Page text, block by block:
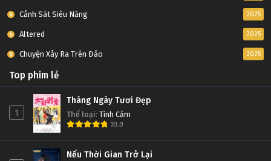
Cảnh Sát Siêu Năng 2025
Altered 2025
Chuyện Xảy Ra Trên Đảo 2025
Top phim lẻ
1
Tháng Ngày Tươi Đẹp
Thể loại: Tình Cảm
10.0
Nếu Thời Gian Trở Lại